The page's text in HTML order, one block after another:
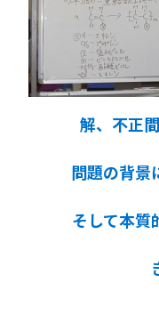
解、不正
問題の背景
そして本質